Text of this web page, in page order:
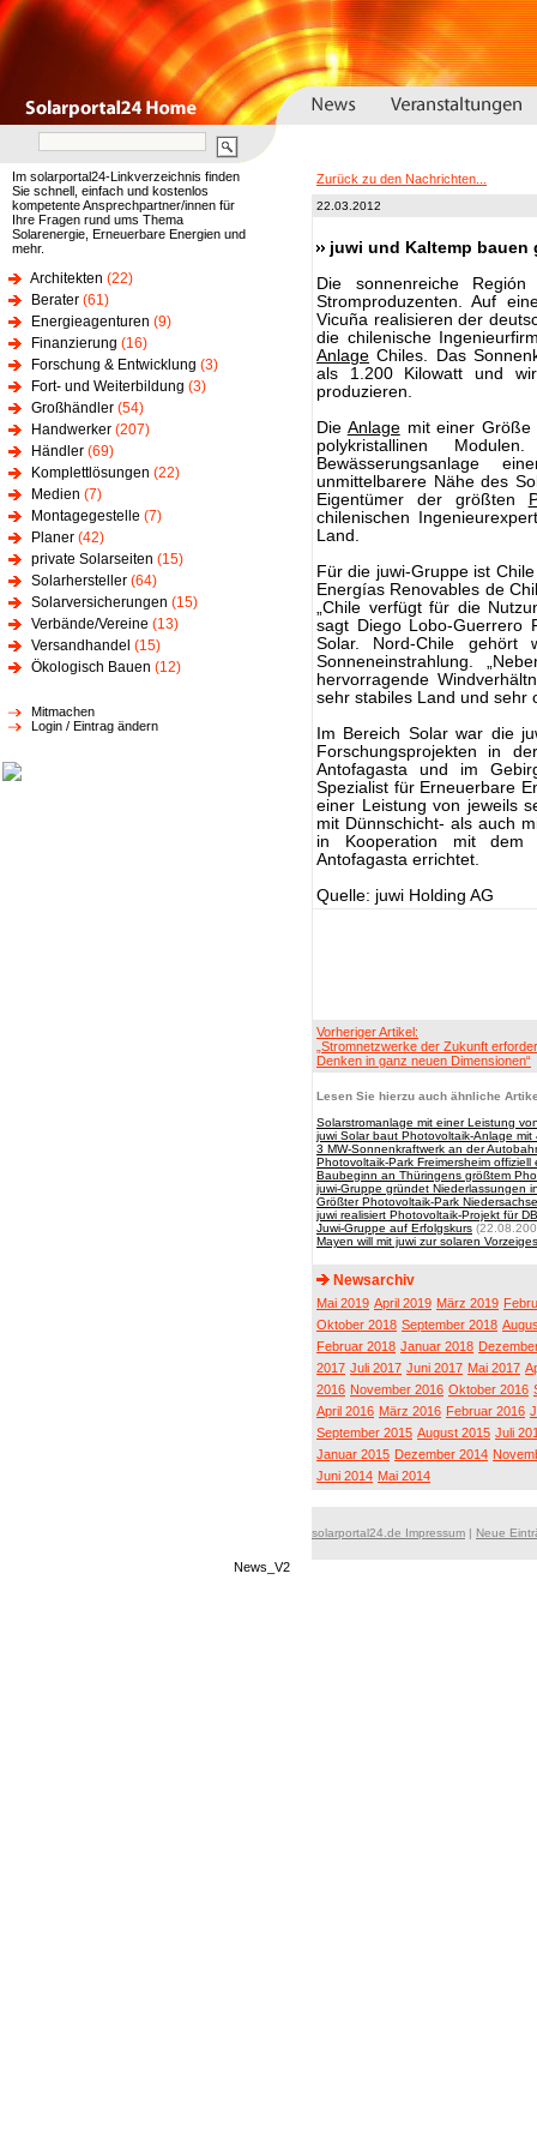
Im solarportal24-Linkverzeichnis finden
Sie schnell, einfach und kostenlos
kompetente Ansprechpartner/innen für
Ihre Fragen rund ums Thema
Solarenergie, Erneuerbare Energien und
mehr.
Architekten (22)
Berater (61)
Energieagenturen (9)
Finanzierung (16)
Forschung & Entwicklung (3)
Fort- und Weiterbildung (3)
Großhändler (54)
Handwerker (207)
Händler (69)
Komplettlösungen (22)
Medien (7)
Montagegestelle (7)
Planer (42)
private Solarseiten (15)
Solarhersteller (64)
Solarversicherungen (15)
Verbände/Vereine (13)
Versandhandel (15)
Ökologisch Bauen (12)
Mitmachen
Login / Eintrag ändern
Zurück zu den Nachrichten...
22.03.2012
juwi und Kaltemp
Die sonnenreiche
Stromproduzenten. Auf
Vicuña realisieren der
die chilenische
Anlage Chiles. Das
als 1.200 Kilowatt und
produzieren.
Die Anlagemit einer Größe
polykristallinen
Bewässerungsanlage
unmittelbarere Nähe des
Eigentümer der größten
chilenischen
Land.
Für die juwi-Gruppe ist
Energías Renovables de
„Chile verfügt für die
sagt Diego Lobo-Guerrero
Solar. Nord-Chile gehört
Sonneneinstrahlung.
hervorragende
sehr stabiles Land und sehr
Im Bereich Solar war die
Forschungsprojekten in
Antofagasta und im
Spezialist für Erneuerbare
einer Leistung von jeweils
mit Dünnschicht- als auch
in Kooperation mit dem
Antofagasta errichtet.
Quelle: juwi Holding AG
Vorheriger Artikel:
„Stromnetzwerke der Zukunft
Denken in ganz neuen Dimensionen“
Lesen Sie hierzu auch ähnliche
Solarstromanlage mit einer Leistung
juwi Solar baut Photovoltaik-Anlage mit
3 MW-Sonnenkraftwerk an der
Photovoltaik-Park Freimersheim
Baubeginn an Thüringens größtem
juwi-Gruppe gründet Niederlassungen
Größter Photovoltaik-Park
juwi realisiert Photovoltaik-Projekt für
Juwi-Gruppe auf Erfolgskurs
Mayen will mit juwi zur solaren
Newsarchiv
Mai 2019 April 2019 März 2019
Oktober 2018 September 2018
Februar 2018 Januar 2018
2017 Juli 2017 Juni 2017 Mai 2017
2016 November 2016 Oktober 2016
April 2016 März 2016 Februar 2016
September 2015 August 2015 Juli
Januar 2015 Dezember 2014
Juni 2014 Mai 2014
solarportal24.de Impressum | Neue
News_V2